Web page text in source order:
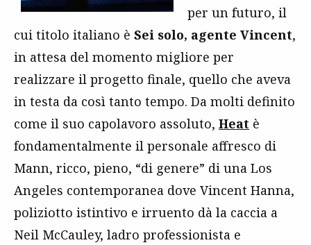
per un futuro, il
cui titolo italiano è Sei solo, agente Vincent,
in attesa del momento migliore per
realizzare il progetto finale, quello che aveva
in testa da così tanto tempo. Da molti definito
come il suo capolavoro assoluto, Heat è
fondamentalmente il personale affresco di
Mann, ricco, pieno, “di genere” di una Los
Angeles contemporanea dove Vincent Hanna,
poliziotto istintivo e irruento dà la caccia a
Neil McCauley, ladro professionista e